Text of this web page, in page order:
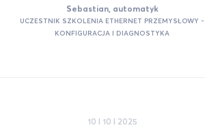
Sebastian, automatyk
UCZESTNIK SZKOLENIA ETHERNET PRZEMYSŁOWY -
KONFIGURACJA I DIAGNOSTYKA
10 I 10 I 2025